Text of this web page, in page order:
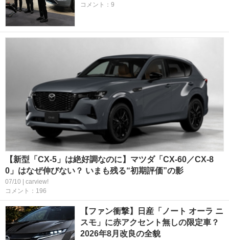
コメント：9
【新型「CX-5」は絶好調なのに】マツダ「CX-60／CX-8
0」はなぜ伸びない？ いまも残る“初期評価”の影
07/10 | carview!
コメント：196
【ファン衝撃】日産「ノート オーラ ニ
スモ」に赤アクセント無しの限定車？
2026年8月改良の全貌